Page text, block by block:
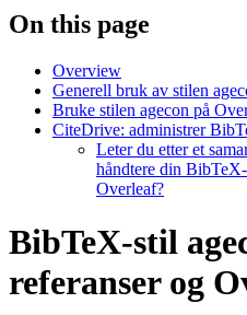
On this page
Overview
Generell bruk av stilen
Bruke stilen agecon på
CiteDrive: administrer
Leter du etter et
håndtere din
Overleaf?
BibTeX-stil
referanser og